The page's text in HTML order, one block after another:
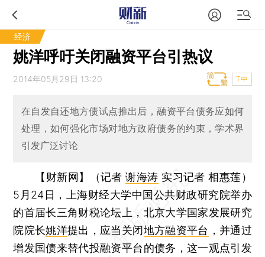
经济
姚洋呼吁关闭融资平台引热议
2014年05月29日 13:20 T中
在自发自还地方债试点推出后，融资平台债务应如何
处理，如何强化市场对地方政府债务的约束，学术界
引发广泛讨论
【财新网】（记者谢海涛 实习记者 相惠莲）
5月24日，上海财经大学中国公共财政研究院举办
的首届长三角财税论坛上，北京大学国家发展研究
院院长姚洋提出，应当关闭地方融资平台 ，并通过
增发国债来替代投融资平台的债务，这一观点引发